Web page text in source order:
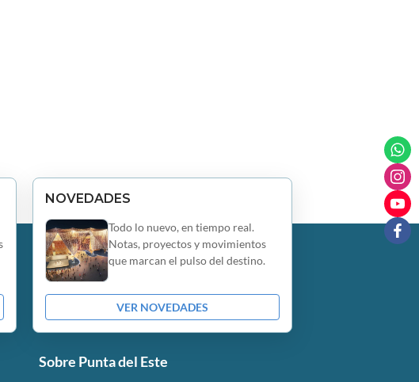
NOVEDADES
Todo lo nuevo, en tiempo real.
Notas, proyectos y movimientos
que marcan el pulso del destino.
VER NOVEDADES
Sobre Punta del Este